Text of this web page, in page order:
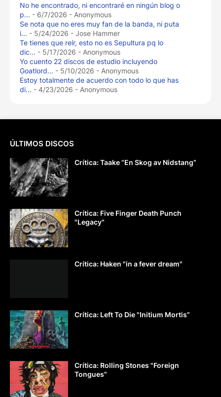
No he encontrado, ni encontraré en ningún blog o
p... - 6/7/2026 - Anonymous
Se nota que no eres muy fan de la banda, ni puta
i... - 5/24/2026 - Jose Hammer
Te tienes que reír, esto no es Sepultura pq lo
dic... - 5/17/2026 - Anonymous
Yo cuento 22 discos de estudio incluyendo
Goatlord... - 5/10/2026 - Anonymous
Estoy totalmente de acuerdo con todo lo que has
di... - 4/23/2026 - Anonymous
ÚLTIMOS DISCOS
Crítica: Taake “En Skog av Nidstang”
Crítica: Five Finger Death Punch
"Legacy"
Crítica: Haken "in a fever dream"
Crítica: Left To Die "Initium Mortis”
Crítica: Rolling Stones "Foreign
Tongues"